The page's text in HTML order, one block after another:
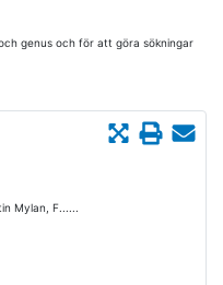
genus och för att göra sökningar
Mylan, F......